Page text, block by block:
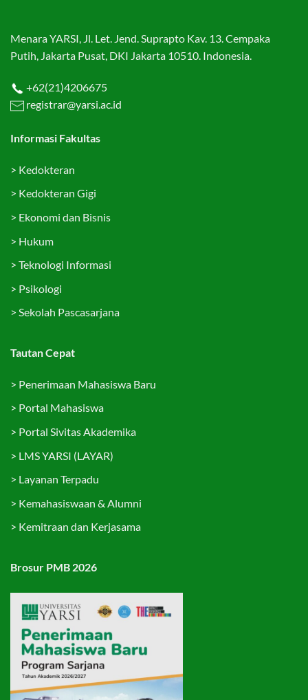
Menara YARSI, Jl. Let. Jend. Suprapto Kav. 13. Cempaka
Putih, Jakarta Pusat, DKI Jakarta 10510. Indonesia.
+62(21)4206675
registrar@yarsi.ac.id
Informasi Fakultas
> Kedokteran
> Kedokteran Gigi
> Ekonomi dan Bisnis
> Hukum
> Teknologi Informasi
> Psikologi
> Sekolah Pascasarjana
Tautan Cepat
> Penerimaan Mahasiswa Baru
> Portal Mahasiswa
> Portal Sivitas Akademika
> LMS YARSI (LAYAR)
> Layanan Terpadu
> Kemahasiswaan & Alumni
> Kemitraan dan Kerjasama
Brosur PMB 2026